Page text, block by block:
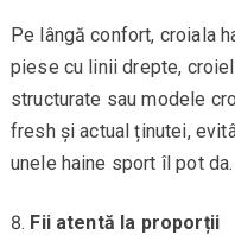
Pe lângă confort, croiala
piese cu linii drepte,
structurate sau modele
fresh și actual ținutei,
unele haine sport îl pot da.
Fii atentă la proporții